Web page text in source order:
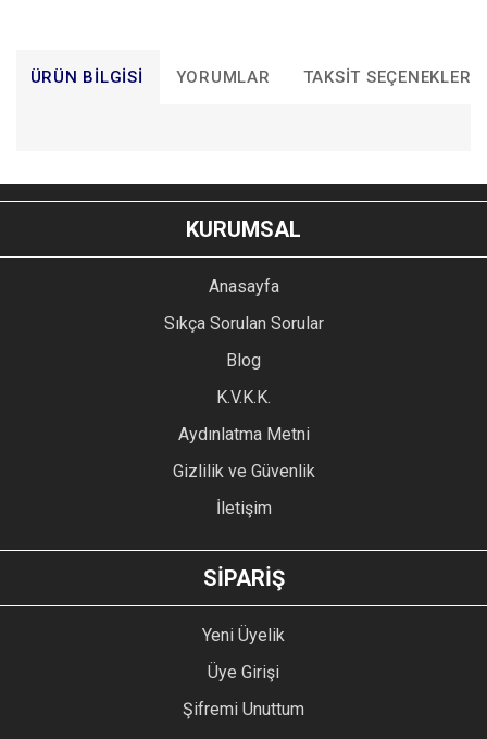
ÜRÜN BILGISI YORUMLAR TAKSIT SEÇENEKLERI
YORUM YAZ
Bu ürünün fiyat bilgisi, resim, ürün açıklamalarında ve diğer
konularda yetersiz gördüğünüz noktaları öneri formunu
kullanarak tarafımıza iletebilirsiniz.
Ürün resmi kalitesiz, bozuk veya görüntülenemiyor.
Ürün açıklamasında eksik bilgiler bulunuyor.
Ürün bilgilerinde hatalar bulunuyor.
Ürün fiyatı diğer sitelerden daha pahalı.
GÖNDER
KURUMSAL
Anasayfa
Sıkça Sorulan Sorular
Blog
K.V.K.K.
Aydınlatma Metni
Gizlilik ve Güvenlik
İletişim
SİPARİŞ
Yeni Üyelik
Üye Girişi
Şifremi Unuttum